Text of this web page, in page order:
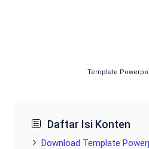
Template
Daftar Isi Konten
Download Template